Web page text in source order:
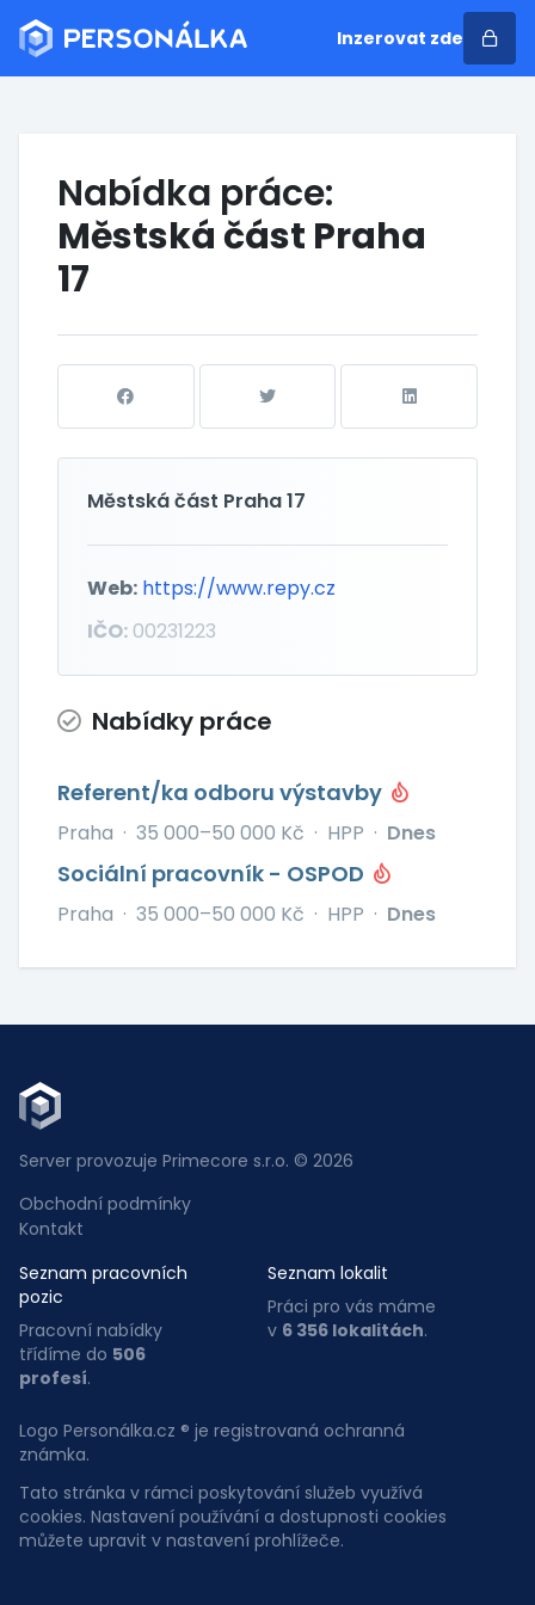
Inzerovat zde
Nabídka práce:
Městská část Praha
17
Nabídky práce
Referent/ka odboru výstavby
Praha · 35 000–50 000 Kč · HPP · Dnes
Sociální pracovník - OSPOD
Praha · 35 000–50 000 Kč · HPP · Dnes
Městská část Praha 17
Web: https://www.repy.cz
IČO: 00231223
Server provozuje Primecore s.r.o. © 2026
Obchodní podmínky
Kontakt
Seznam pracovních
pozic
Pracovní nabídky
třídíme do 506
profesí.
Seznam lokalit
Práci pro vás máme
v 6 356 lokalitách.
Logo Personálka.cz ® je registrovaná ochranná
známka.
Tato stránka v rámci poskytování služeb využívá
cookies. Nastavení používání a dostupnosti cookies
můžete upravit v nastavení prohlížeče.